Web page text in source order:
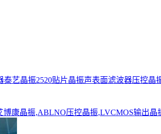
泰艺晶振2520贴片晶振声表面滤波器压控晶
博康晶振,ABLNO压控晶振,LVCMOS输出晶